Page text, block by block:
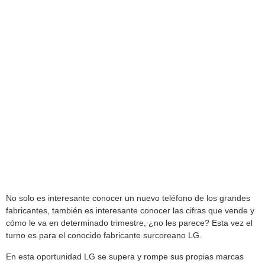
No solo es interesante conocer un nuevo teléfono de los grandes
fabricantes, también es interesante conocer las cifras que vende y
cómo le va en determinado trimestre, ¿no les parece? Esta vez el
turno es para el conocido fabricante surcoreano LG.
En esta oportunidad LG se supera y rompe sus propias marcas